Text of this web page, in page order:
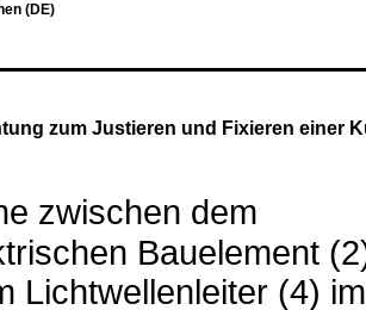
(DE)
zum Justieren und Fixieren einer
zwischen dem
Bauelement
Lichtwellenleiter (4) im